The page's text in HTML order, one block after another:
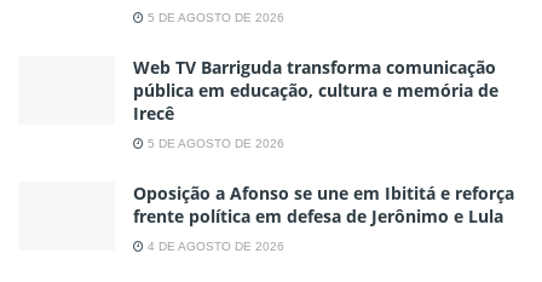
5 DE AGOSTO DE 2026
Web TV Barriguda transforma comunicação
pública em educação, cultura e memória de
Irecê
5 DE AGOSTO DE 2026
Oposição a Afonso se une em Ibititá e reforça
frente política em defesa de Jerônimo e Lula
4 DE AGOSTO DE 2026